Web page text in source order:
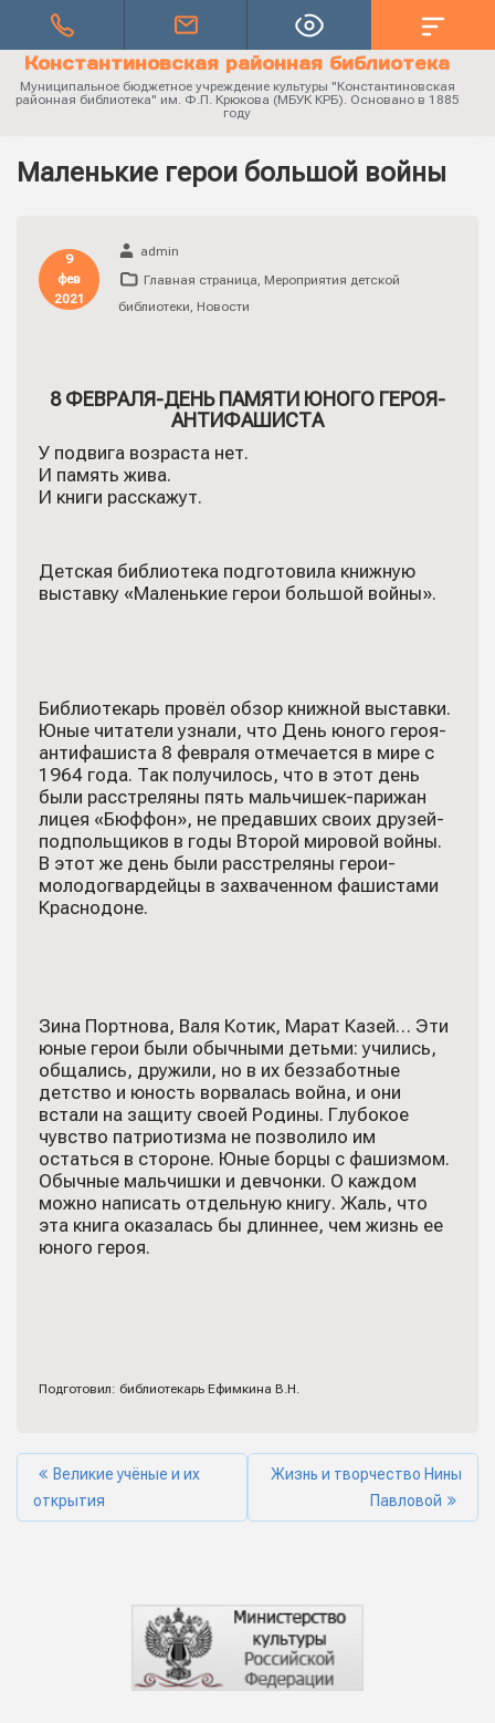
Константиновская районная библиотека
Муниципальное бюджетное учреждение культуры "Константиновская
районная библиотека" им. Ф.П. Крюкова (МБУК КРБ). Основано в 1885
году
Маленькие герои большой войны
9
фев
2021
admin
Главная страница, Мероприятия детской
библиотеки, Новости
8 ФЕВРАЛЯ-ДЕНЬ ПАМЯТИ ЮНОГО ГЕРОЯ-
АНТИФАШИСТА
У подвига возраста нет.
И память жива.
И книги расскажут.
Детская библиотека подготовила книжную
выставку «Маленькие герои большой войны».
Библиотекарь провёл обзор книжной выставки.
Юные читатели узнали, что День юного героя-
антифашиста 8 февраля отмечается в мире с
1964 года. Так получилось, что в этот день
были расстреляны пять мальчишек-парижан
лицея «Бюффон», не предавших своих друзей-
подпольщиков в годы Второй мировой войны.
В этот же день были расстреляны герои-
молодогвардейцы в захваченном фашистами
Краснодоне.
Зина Портнова, Валя Котик, Марат Казей… Эти
юные герои были обычными детьми: учились,
общались, дружили, но в их беззаботные
детство и юность ворвалась война, и они
встали на защиту своей Родины. Глубокое
чувство патриотизма не позволило им
остаться в стороне. Юные борцы с фашизмом.
Обычные мальчишки и девчонки. О каждом
можно написать отдельную книгу. Жаль, что
эта книга оказалась бы длиннее, чем жизнь ее
юного героя.
Подготовил: библиотекарь Ефимкина В.Н.
Великие учёные и их
открытия
Жизнь и творчество Нины
Павловой